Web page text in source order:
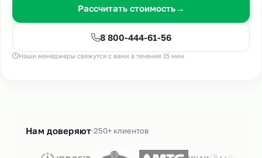
Рассчитать стоимость→
8 800-444-61-56
Наши менеджеры свяжутся с вами в течение 15 мин
Нам доверяют 250+ клиентов